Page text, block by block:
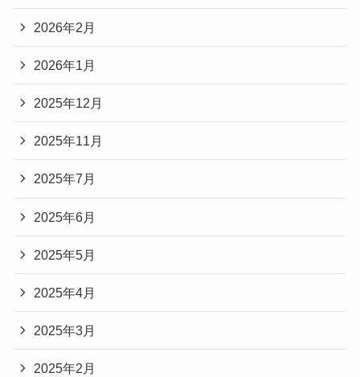
2026年2月
2026年1月
2025年12月
2025年11月
2025年7月
2025年6月
2025年5月
2025年4月
2025年3月
2025年2月